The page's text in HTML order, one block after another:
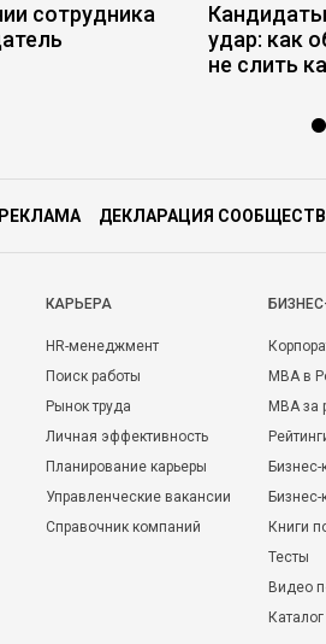
сотрудника
удар: как
не слить
РЕКЛАМА ДЕКЛАРАЦИЯ
КАРЬЕРА
HR-менеджмент
Поиск работы
Рынок труда
Личная эффективность
Планирование карьеры
Управленческие вакансии
Справочник компаний
MBA в
MBA
Бизнес-
Книги
Тесты
Видео